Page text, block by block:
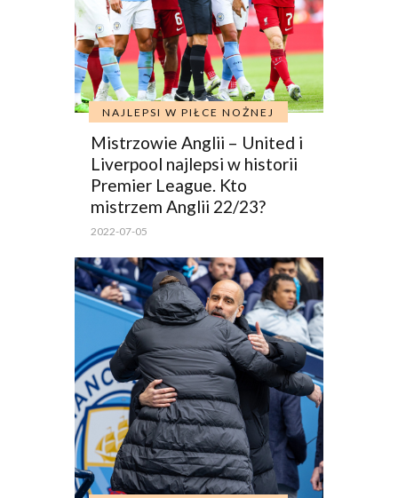
NAJLEPSI W PIŁCE NOŻNEJ
Mistrzowie Anglii – United i
Liverpool najlepsi w historii
Premier League. Kto
mistrzem Anglii 22/23?
2022-07-05